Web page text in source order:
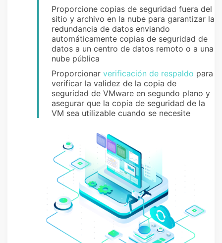
Proporcione copias de seguridad fuera del
sitio y archivo en la nube para garantizar la
redundancia de datos enviando
automáticamente copias de seguridad de
datos a un centro de datos remoto o a una
nube pública
Proporcionar verificación de respaldo para
verificar la validez de la copia de
seguridad de VMware en segundo plano y
asegurar que la copia de seguridad de la
VM sea utilizable cuando se necesite